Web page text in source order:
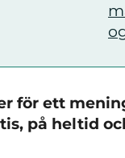
för ett
på heltid